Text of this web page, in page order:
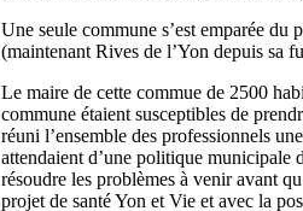
Une seule commune s’est emparée
(maintenant Rives de l’Yon depuis sa
Le maire de cette commue de 2500
commune étaient susceptibles de
réuni l’ensemble des professionnels
attendaient d’une politique municipale
résoudre les problèmes à venir avant
projet de santé Yon et Vie et avec la